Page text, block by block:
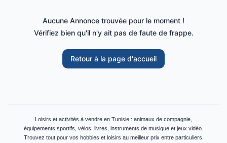
Aucune Annonce trouvée pour le moment !
Vérifiez bien qu'il n'y ait pas de faute de frappe.
Retour à la page d'accueil
Loisirs et activités à vendre en Tunisie : animaux de compagnie,
équipements sportifs, vélos, livres, instruments de musique et jeux vidéo.
Trouvez tout pour vos hobbies et loisirs au meilleur prix entre particuliers.